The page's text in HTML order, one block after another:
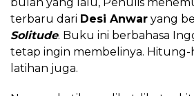
terbaru dari Desi Anwar yang
Solitude. Buku ini berbahasa
tetap ingin membelinya. Hitung-
latihan juga.